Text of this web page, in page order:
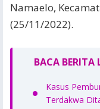
Namaelo,
(25/11/2022).
BACA BERITA
Kasus
Terdakwa